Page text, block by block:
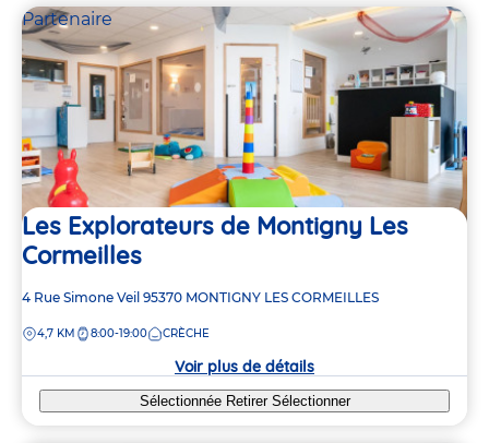
Partenaire
Les Explorateurs de Montigny Les
Cormeilles
Adresse
la
4 Rue Simone Veil 95370 MONTIGNY LES CORMEILLES
DISTANCE
4,7 KM 8:00-19:00 CRÈCHE
Voir plus de détails
Sélectionnée Retirer Sélectionner